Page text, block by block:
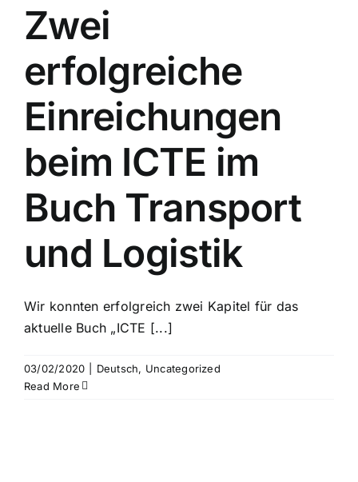
Zwei
erfolgreiche
Einreichungen
beim ICTE im
Buch Transport
und Logistik
Wir konnten erfolgreich zwei Kapitel für das
aktuelle Buch „ICTE [...]
03/02/2020 Deutsch, Uncategorized
Read More